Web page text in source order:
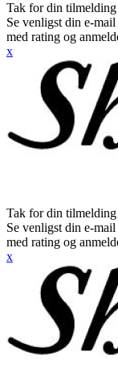
Tak for din tilmelding
Se venligst din e-
med rating og
x
Tak for din tilmelding
Se venligst din e-
med rating og
x